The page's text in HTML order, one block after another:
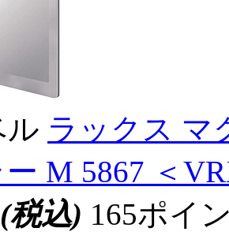
ル ラックス マ
M 5867 ＜
(税込) 165ポイ